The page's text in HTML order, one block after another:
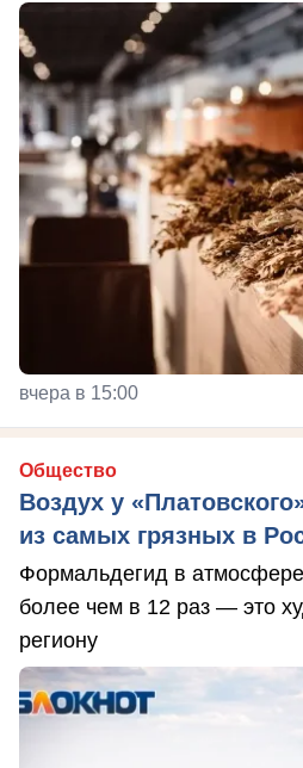
вчера в 15:00
Общество
Воздух у
из самых грязных в
Формальдегид в
более чем в 12 раз — это
региону